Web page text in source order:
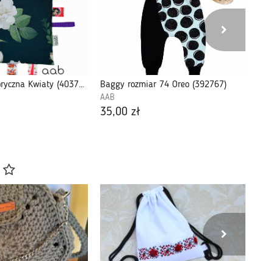
Szmatka sensoryczna Kwiaty (403797) Baggy rozmiar 74 Oreo (392767)
AAB
35,00 zł